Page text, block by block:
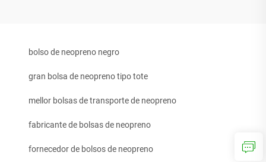
bolso de neopreno negro
gran bolsa de neopreno tipo tote
mellor bolsas de transporte de neopreno
fabricante de bolsas de neopreno
fornecedor de bolsos de neopreno